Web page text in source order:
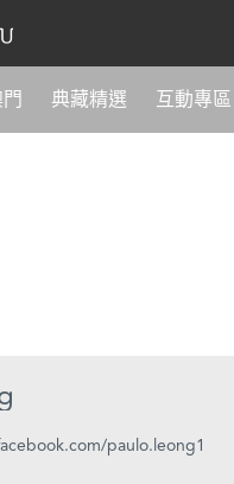
典藏精選 互動專區
paulo.leong1